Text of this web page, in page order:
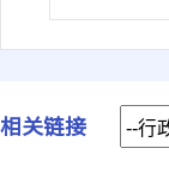
相关链接